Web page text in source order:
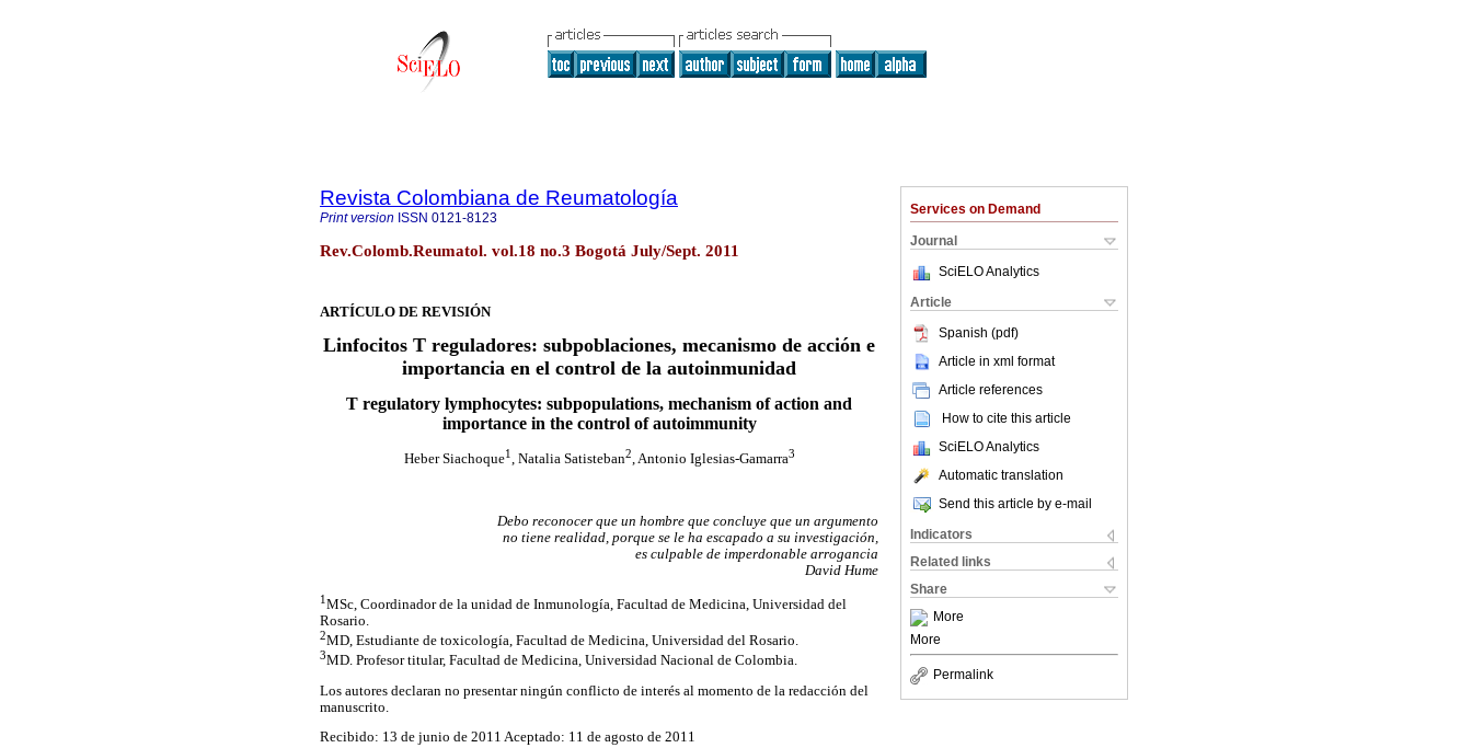
Services on Demand
Journal
SciELO Analytics
Article
Spanish (pdf)
Article in xml format
Article references
How to cite this article
SciELO Analytics
Automatic translation
Send this article by e-mail
Indicators
Related links
Share
More
More
Permalink
Revista Colombiana de Reumatología
Print version ISSN 0121-8123
Rev.Colomb.Reumatol. vol.18 no.3 Bogotá July/Sept. 2011
ARTÍCULO DE REVISIÓN
Linfocitos T reguladores: subpoblaciones, mecanismo de acción e
importancia en el control de la autoinmunidad
T regulatory lymphocytes: subpopulations, mechanism of action and
importance in the control of autoimmunity
Heber Siachoque1 , Natalia Satisteban2, Antonio Iglesias-Gamarra3
Debo reconocer que un hombre que concluye que un argumento
no tiene realidad, porque se le ha escapado a su investigación,
es culpable de imperdonable arrogancia
David Hume
1 MSc, Coordinador de la unidad de Inmunología, Facultad de Medicina, Universidad del
Rosario.
2MD, Estudiante de toxicología, Facultad de Medicina, Universidad del Rosario.
3MD. Profesor titular, Facultad de Medicina, Universidad Nacional de Colombia.
Los autores declaran no presentar ningún conflicto de interés al momento de la redacción del
manuscrito.
Recibido: 13 de junio de 2011 Aceptado: 11 de agosto de 2011